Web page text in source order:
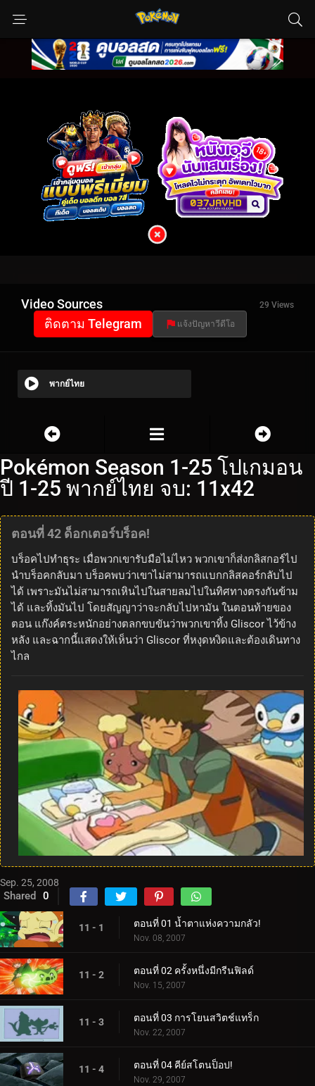
Video Sources 29 Views
ติดตาม Telegram แจ้งปัญหาวีดีโอ
พากย์ไทย
Pokémon Season 1-25 โปเกมอน
ปี 1-25 พากย์ไทย จบ: 11x42
ตอนที่ 42 ด็อกเตอร์บร็อค!
บร็อคไปทำธุระ เมื่อพวกเขารับมือไม่ไหว พวกเขาก็ส่งกลิสกอร์ไป
นำบร็อคกลับมา บร็อคพบว่าเขาไม่สามารถแบกกลิสคอร์กลับไป
ได้ เพราะมันไม่สามารถเหินไปในสายลมไปในทิศทางตรงกันข้าม
ได้ และทิ้งมันไป โดยสัญญาว่าจะกลับไปหามัน ในตอนท้ายของ
ตอน แก๊งค์ตระหนักอย่างตลกขบขันว่าพวกเขาทิ้ง Gliscor ไว้ข้าง
หลัง และฉากนี้แสดงให้เห็นว่า Gliscor ที่หงุดหงิดและต้องเดินทาง
ไกล
Sep. 25, 2008
Shared 0
11 - 1 ตอนที่ 01 น้ำตาแห่งความกลัว!
Nov. 08, 2007
11 - 2 ตอนที่ 02 ครั้งหนึ่งมีกรีนฟิลด์
Nov. 15, 2007
11 - 3 ตอนที่ 03 การโยนสวิตช์แทร็ก
Nov. 22, 2007
11 - 4 ตอนที่ 04 คีย์สโตนป็อป!
Nov. 29, 2007